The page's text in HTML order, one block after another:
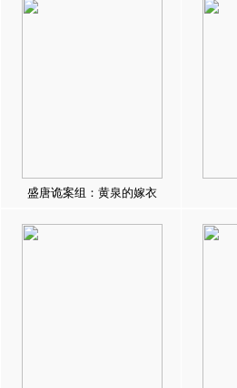
盛唐诡案组：黄泉的嫁衣